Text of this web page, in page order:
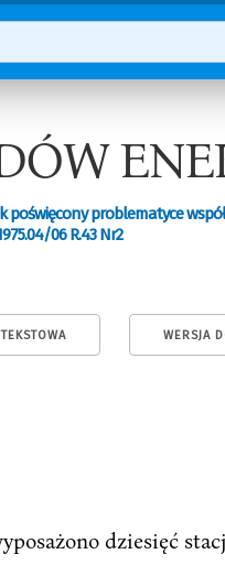
problematyce
06 R.43 Nr2
WERSJA
dziesięć